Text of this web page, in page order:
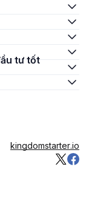
kingdomstarter.io